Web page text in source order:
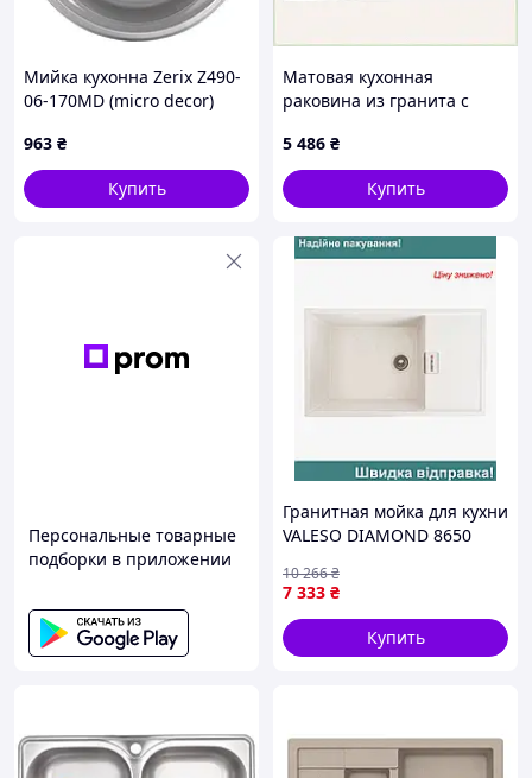
Мийка кухонна Zerix Z490-
06-170MD (micro decor)
963 ₴
Купить
Матовая кухонная
раковина из гранита с
5 486 ₴
Купить
Персональные товарные
подборки в приложении
Гранитная мойка для кухни
VALESO DIAMOND 8650
7 333 ₴
10 266₴
Купить